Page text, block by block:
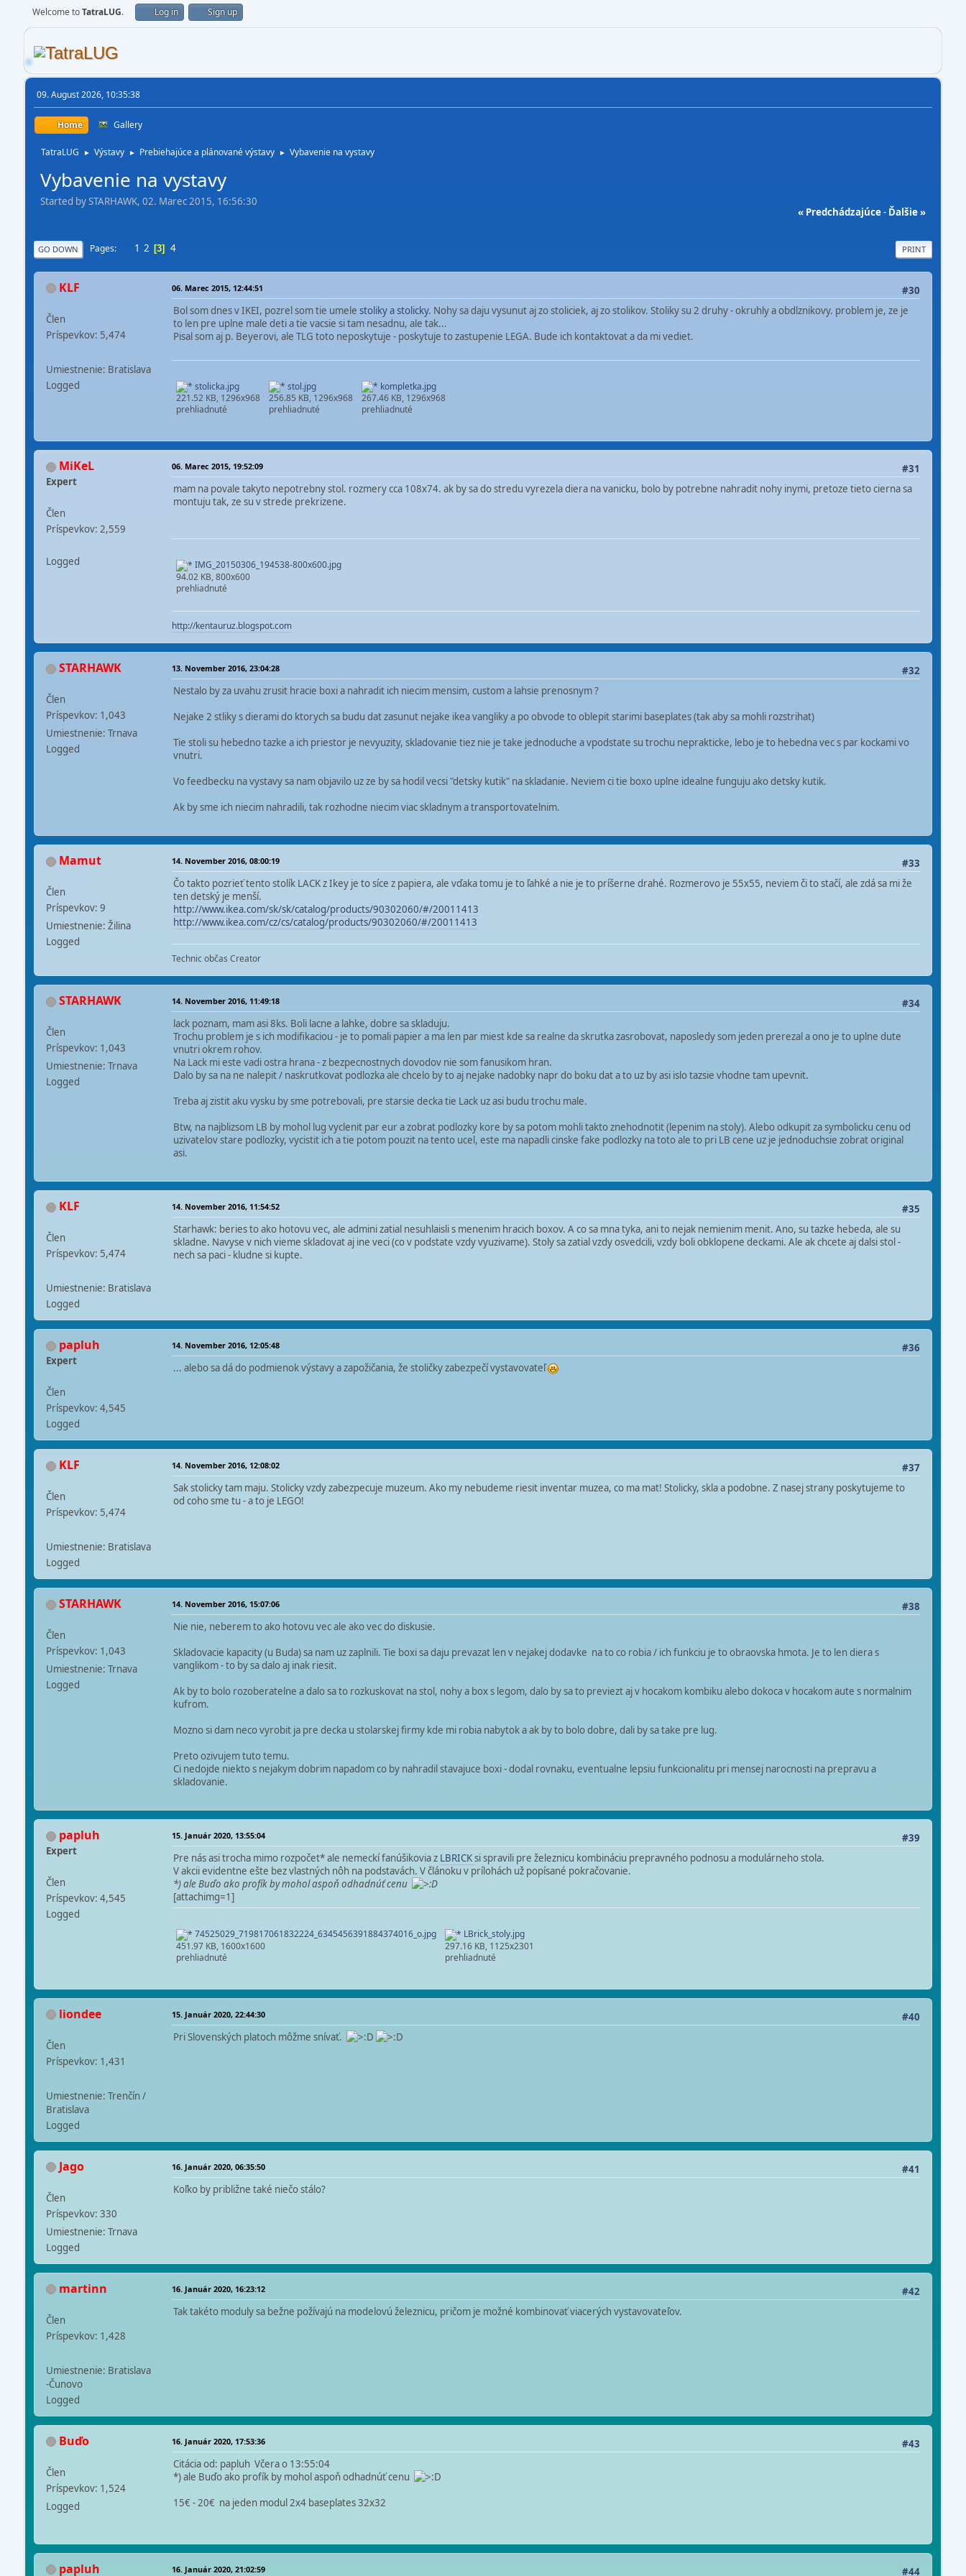
Welcome toTatraLUG. Log in Sign up
09. August 2026, 10:35:38
Home Gallery
TatraLUG ► Výstavy ► Prebiehajúce a plánované výstavy ► Vybavenie na vystavy
Vybavenie na vystavy
Started by STARHAWK, 02. Marec 2015, 16:56:30
« Predchádzajúce- Ďalšie »
PRINT
GO DOWN Pages 1 2 3 4
KLF
Člen
Príspevkov: 5,474
Umiestnenie: Bratislava
Logged
#30
06. Marec 2015, 12:44:51
Bol som dnes v IKEI, pozrel som tie umele stoliky a stolicky. Nohy sa daju vysunut aj zo stoliciek, aj zo stolikov. Stoliky su 2 druhy - okruhly a obdlznikovy. problem je, ze je
to len pre uplne male deti a tie vacsie si tam nesadnu, ale tak...
Pisal som aj p. Beyerovi, ale TLG toto neposkytuje - poskytuje to zastupenie LEGA. Bude ich kontaktovat a da mi vediet.
stolicka.jpg
221.52 KB, 1296x968
prehliadnuté
stol.jpg
256.85 KB, 1296x968
prehliadnuté
kompletka.jpg
267.46 KB, 1296x968
prehliadnuté
MiKeL
Expert
Člen
Príspevkov: 2,559
Logged
#31
06. Marec 2015, 19:52:09
mam na povale takyto nepotrebny stol. rozmery cca 108x74. ak by sa do stredu vyrezela diera na vanicku, bolo by potrebne nahradit nohy inymi, pretoze tieto cierna sa
montuju tak, ze su v strede prekrizene.
IMG_20150306_194538-800x600.jpg
94.02 KB, 800x600
prehliadnuté
http://kentauruz.blogspot.com
STARHAWK
Člen
Príspevkov: 1,043
Umiestnenie: Trnava
Logged
#32
13. November 2016, 23:04:28
Nestalo by za uvahu zrusit hracie boxi a nahradit ich niecim mensim, custom a lahsie prenosnym ?
Nejake 2 stliky s dierami do ktorych sa budu dat zasunut nejake ikea vangliky a po obvode to oblepit starimi baseplates (tak aby sa mohli rozstrihat)
Tie stoli su hebedno tazke a ich priestor je nevyuzity, skladovanie tiez nie je take jednoduche a vpodstate su trochu neprakticke, lebo je to hebedna vec s par kockami vo
vnutri.
Vo feedbecku na vystavy sa nam objavilo uz ze by sa hodil vecsi "detsky kutik" na skladanie. Neviem ci tie boxo uplne idealne funguju ako detsky kutik.
Ak by sme ich niecim nahradili, tak rozhodne niecim viac skladnym a transportovatelnim.
Mamut
Člen
Príspevkov: 9
Umiestnenie: Žilina
Logged
#33
14. November 2016, 08:00:19
Čo takto pozrieť tento stolík LACK z Ikey je to síce z papiera, ale vďaka tomu je to ľahké a nie je to príšerne drahé. Rozmerovo je 55x55, neviem či to stačí, ale zdá sa mi že
ten detský je menší.
http://www.ikea.com/sk/sk/catalog/products/90302060/#/20011413
http://www.ikea.com/cz/cs/catalog/products/90302060/#/20011413
Technic občas Creator
STARHAWK
Člen
Príspevkov: 1,043
Umiestnenie: Trnava
Logged
#34
14. November 2016, 11:49:18
lack poznam, mam asi 8ks. Boli lacne a lahke, dobre sa skladuju.
Trochu problem je s ich modifikaciou - je to pomali papier a ma len par miest kde sa realne da skrutka zasrobovat, naposledy som jeden prerezal a ono je to uplne dute
vnutri okrem rohov.
Na Lack mi este vadi ostra hrana - z bezpecnostnych dovodov nie som fanusikom hran.
Dalo by sa na ne nalepit / naskrutkovat podlozka ale chcelo by to aj nejake nadobky napr do boku dat a to uz by asi islo tazsie vhodne tam upevnit.
Treba aj zistit aku vysku by sme potrebovali, pre starsie decka tie Lack uz asi budu trochu male.
Btw, na najblizsom LB by mohol lug vyclenit par eur a zobrat podlozky kore by sa potom mohli takto znehodnotit (lepenim na stoly). Alebo odkupit za symbolicku cenu od
uzivatelov stare podlozky, vycistit ich a tie potom pouzit na tento ucel, este ma napadli cinske fake podlozky na toto ale to pri LB cene uz je jednoduchsie zobrat original
asi.
KLF
Člen
Príspevkov: 5,474
Umiestnenie: Bratislava
Logged
#35
14. November 2016, 11:54:52
Starhawk: beries to ako hotovu vec, ale admini zatial nesuhlaisli s menenim hracich boxov. A co sa mna tyka, ani to nejak nemienim menit. Ano, su tazke hebeda, ale su
skladne. Navyse v nich vieme skladovat aj ine veci (co v podstate vzdy vyuzivame). Stoly sa zatial vzdy osvedcili, vzdy boli obklopene deckami. Ale ak chcete aj dalsi stol -
nech sa paci - kludne si kupte.
papluh
Expert
Člen
Príspevkov: 4,545
Logged
#36
14. November 2016, 12:05:48
... alebo sa dá do podmienok výstavy a zapožičania, že stoličky zabezpečí vystavovateľ
KLF
Člen
Príspevkov: 5,474
Umiestnenie: Bratislava
Logged
#37
14. November 2016, 12:08:02
Sak stolicky tam maju. Stolicky vzdy zabezpecuje muzeum. Ako my nebudeme riesit inventar muzea, co ma mat! Stolicky, skla a podobne. Z nasej strany poskytujeme to
od coho sme tu - a to je LEGO!
STARHAWK
Člen
Príspevkov: 1,043
Umiestnenie: Trnava
Logged
#38
14. November 2016, 15:07:06
Nie nie, neberem to ako hotovu vec ale ako vec do diskusie.
Skladovacie kapacity (u Buda) sa nam uz zaplnili. Tie boxi sa daju prevazat len v nejakej dodavke na to co robia / ich funkciu je to obraovska hmota. Je to len diera s
vanglikom - to by sa dalo aj inak riesit.
Ak by to bolo rozoberatelne a dalo sa to rozkuskovat na stol, nohy a box s legom, dalo by sa to previezt aj v hocakom kombiku alebo dokoca v hocakom aute s normalnim
kufrom.
Mozno si dam neco vyrobit ja pre decka u stolarskej firmy kde mi robia nabytok a ak by to bolo dobre, dali by sa take pre lug.
Preto ozivujem tuto temu.
Ci nedojde niekto s nejakym dobrim napadom co by nahradil stavajuce boxi - dodal rovnaku, eventualne lepsiu funkcionalitu pri mensej narocnosti na prepravu a
skladovanie.
papluh
Expert
Člen
Príspevkov: 4,545
Logged
#39
15. Január 2020, 13:55:04
Pre nás asi trocha mimo rozpočet* ale nemeckí fanúšikovia z LBRICKsi spravili pre železnicu kombináciu prepravného podnosu a modulárneho stola.
V akcii evidentne ešte bez vlastných nôh na podstavách. V článoku v prílohách už popísané pokračovanie.
*) ale Buďo ako profík by mohol aspoň odhadnúť cenu
[attachimg=1]
74525029_719817061832224_6345456391884374016_o.jpg
451.97 KB, 1600x1600
prehliadnuté
LBrick_stoly.jpg
297.16 KB, 1125x2301
prehliadnuté
liondee
Člen
Príspevkov: 1,431
Umiestnenie: Trenčín /
Bratislava
Logged
#40
15. Január 2020, 22:44:30
Pri Slovenských platoch môžme snívať.
Jago
Člen
Príspevkov: 330
Umiestnenie: Trnava
Logged
#41
16. Január 2020, 06:35:50
Koľko by približne také niečo stálo?
martinn
Člen
Príspevkov: 1,428
Umiestnenie: Bratislava
-Čunovo
Logged
#42
16. Január 2020, 16:23:12
Tak takéto moduly sa bežne požívajú na modelovú železnicu, pričom je možné kombinovať viacerých vystavovateľov.
Buďo
Člen
Príspevkov: 1,524
Logged
#43
16. Január 2020, 17:53:36
Citácia od: papluh Včera o 13:55:04
*) ale Buďo ako profík by mohol aspoň odhadnúť cenu
15€ - 20€ na jeden modul 2x4 baseplates 32x32
papluh #44
16. Január 2020, 21:02:59